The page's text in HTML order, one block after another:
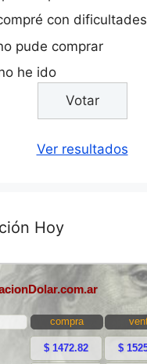
con dificultades
pude comprar
he ido
Ver resultados
Hoy